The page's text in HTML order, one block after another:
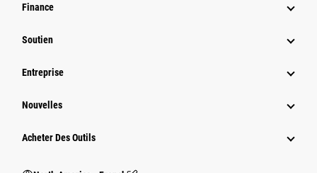
Finance
Soutien
Entreprise
Nouvelles
Acheter Des Outils